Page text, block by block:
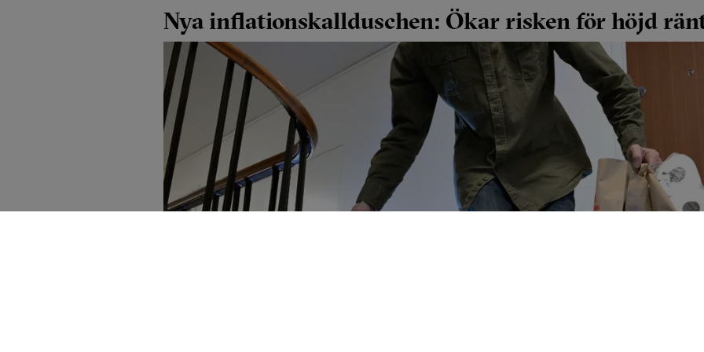
Nya inflationskallduschen: Ökar risken för höjd